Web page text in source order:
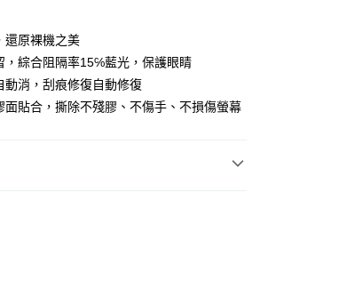
含以上)免運費
含以上)免運費
含以上)免運費
還原裸機之美
，綜合阻隔率15℅藍光，保護眼睛
動消，刮痕修復自動修復
面貼合，撕除不殘膠、不傷手、不損傷螢幕